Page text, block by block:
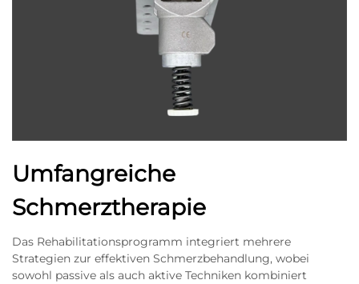
Umfangreiche
Schmerztherapie
Das Rehabilitationsprogramm integriert mehrere
Strategien zur effektiven Schmerzbehandlung, wobei
sowohl passive als auch aktive Techniken kombiniert